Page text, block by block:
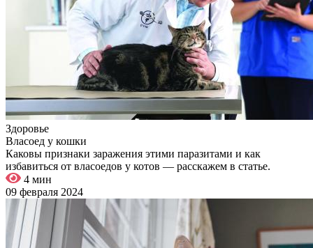
Здоровье
Власоед у кошки
Каковы признаки заражения этими паразитами и как
избавиться от власоедов у котов — расскажем в статье.
4 мин
09 февраля 2024